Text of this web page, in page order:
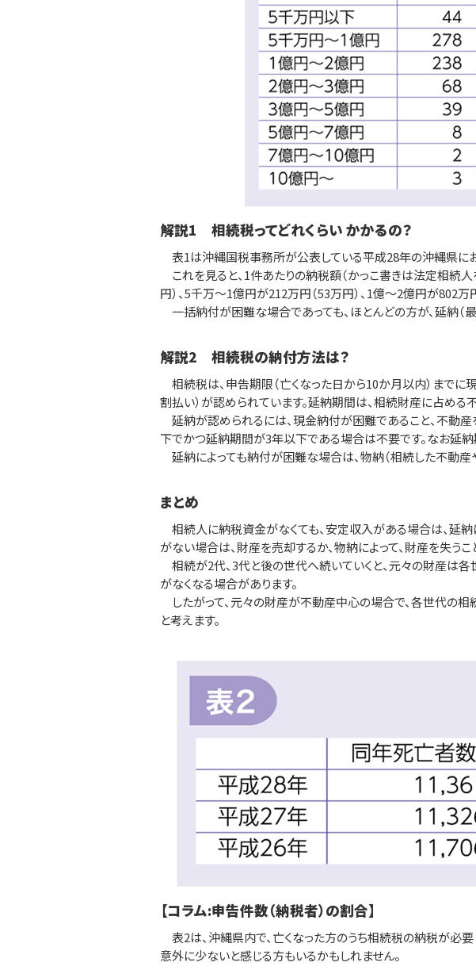
解説1 相続税ってどれくらい かかるの？
表1は沖縄国税事務所が公表している平成28年の沖縄県に
これを見ると、1件あたりの納税額（かっこ書きは法定相続
円）、5千万～1億円が212万円（53万円）、1億～2億円が802万
一括納付が困難な場合であっても、ほとんどの方が、延納（
解説2 相続税の納付方法は？
相続税は、申告期限（亡くなった日から10か月以内）まで
割払い）が認められています。延納期間は、相続財産に占める
延納が認められるには、現金納付が困難であること、不動
下でかつ延納期間が3年以下である場合は不要です。なお延
延納によっても納付が困難な場合は、物納（相続した不動産
まとめ
相続人に納税資金がなくても、安定収入がある場合は、延納
がない場合は、財産を売却するか、物納によって、財産を失うこ
相続が2代、3代と後の世代へ続いていくと、元々の財産は
がなくなる場合があります。
したがって、元々の財産が不動産中心の場合で、各世代の
と考えます。
【コラム:申告件数（納税者）の割合】
表2は、沖縄県内で、亡くなった方のうち相続税の納税が必
意外に少ないと感じる方もいるかもしれません。